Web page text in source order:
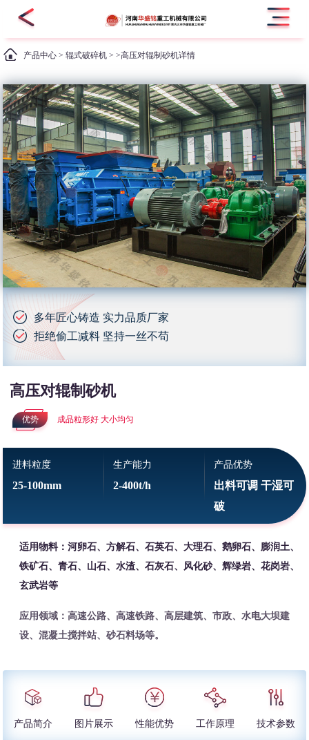
产品中心 >辊式破碎机 > >高压对辊制砂机详情
多年匠心铸造 实力品质厂家
拒绝偷工减料 坚持一丝不苟
高压对辊制砂机
优势 成品粒形好 大小均匀
进料粒度
25-100mm
生产能力
2-400t/h
产品优势
出料可调 干湿可
破
适用物料：河卵石、方解石、石英石、大理石、鹅卵石、膨润土、
铁矿石、青石、山石、水渣、石灰石、风化砂、辉绿岩、花岗岩、
玄武岩等
应用领域：高速公路、高速铁路、高层建筑、市政、水电大坝建
设、混凝土搅拌站、砂石料场等。
产品简介 图片展示 性能优势 工作原理 技术参数